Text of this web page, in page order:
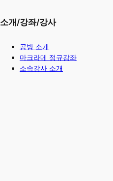
소개/강좌/강사
공방 소개
마크라메 정규강좌
소속강사 소개